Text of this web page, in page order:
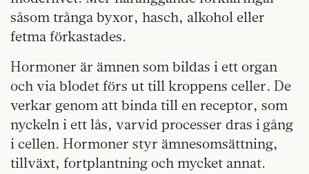
såsom trånga byxor, hasch, alkohol eller
fetma förkastades.
Hormoner är ämnen som bildas i ett organ
och via blodet förs ut till kroppens celler. De
verkar genom att binda till en receptor, som
nyckeln i ett lås, varvid processer dras i gång
i cellen. Hormoner styr ämnesomsättning,
tillväxt, fortplantning och mycket annat.